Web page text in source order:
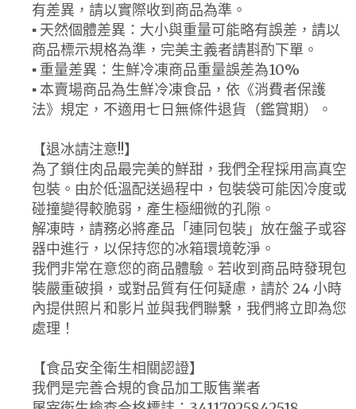
有差異，請以實際收到商品為準。
▪ 天然個體差異：大小與重量可能略有誤差，請以
商品標示規格為準，完美主義者請斟酌下單。
▪ 重量差異：生鮮冷凍商品重量誤差為10%
▪ 本賣場商品為生鮮冷凍食品，依《消費者保護
法》規定，不適用七日無條件退貨（鑑賞期）。
【退冰請注意!!】
為了鎖住肉品最完美的鮮甜，我們全程採用高真空
包裝。由於低溫配送過程中，包裝袋可能因冷度或
碰撞變得較脆弱，產生極細微的孔隙。
解凍時，請務必將產品「連同包裝」放在盤子或容
器中進行，以保持您的冰箱環境乾淨。
我們非常在意您的商品體驗。若收到商品時發現包
裝嚴重破損，或對品質有任何疑慮，請於 24 小時
內提供照片和影片並與我們聯繫，我們將立即為您
處理！
【食品安全衛生相關認證】
我們是完善合規的食品加工販售業者